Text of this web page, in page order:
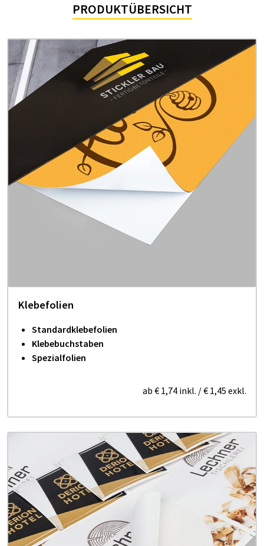
PRODUKTÜBERSICHT
Klebefolien
Standardklebefolien
Klebebuchstaben
Spezialfolien
ab € 1,74 inkl. /€ 1,45 exkl.